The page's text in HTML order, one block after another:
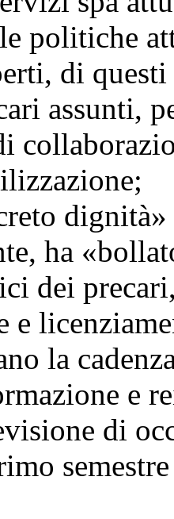
politiche
di
assunti,
dignità» il
ha
dei
e
cadenza
e
di